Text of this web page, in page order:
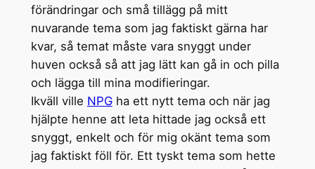
förändringar och små tillägg på mitt
nuvarande tema som jag faktiskt gärna har
kvar, så temat måste vara snyggt under
huven också så att jag lätt kan gå in och pilla
och lägga till mina modifieringar.
Ikväll ville NPGha ett nytt tema och när jag
hjälpte henne att leta hittade jag också ett
snyggt, enkelt och för mig okänt tema som
jag faktiskt föll för. Ett tyskt tema som hette